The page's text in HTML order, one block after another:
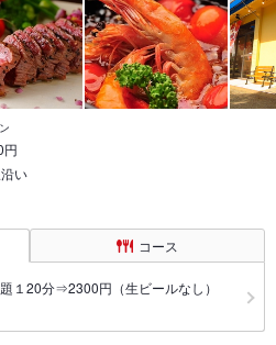
円
い
コース
１20分⇒2300円（生ビールなし）